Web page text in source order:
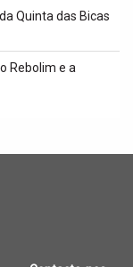
Quinta das Bicas
Rebolim e a